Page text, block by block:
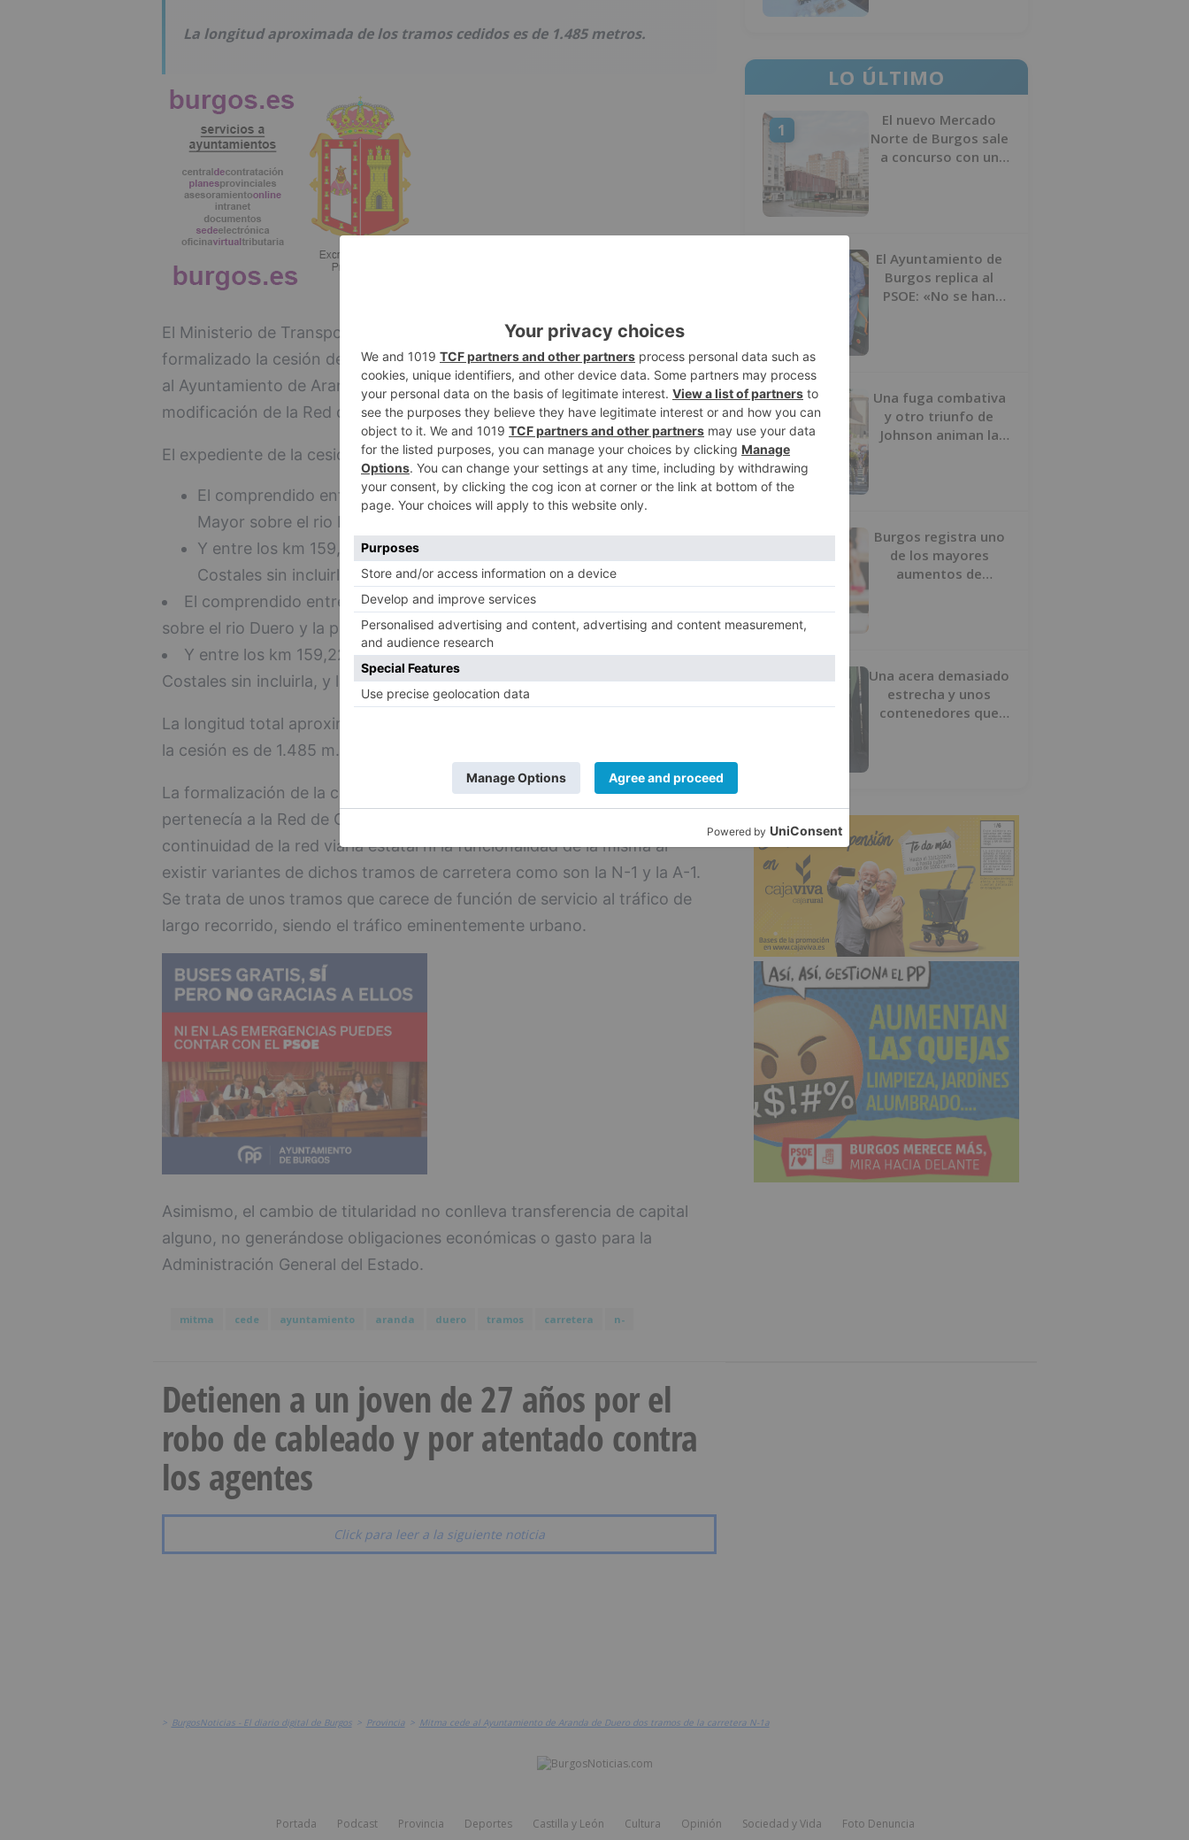
La longitud aproximada de los tramos cedidos es de 1.485 metros.
El Ministerio de Transportes, Movilidad y Agenda Urbana (Mitma) ha
formalizado la cesión de la titularidad de dos tramos de la carretera N-1a
al Ayuntamiento de Aranda de Duero, lo que supone la consiguiente
modificación de la Red de Carreteras del Estado.
El expediente de la cesión contempla dos tramos de la N-1a:
El comprendido entre los km 158,140 y 158,655 (entre el Puente
Mayor sobre el rio Duero y la plaza de la Virgencilla sin incluirla)
Y entre los km 159,220 y el 160,190 (entre la Plaza de D. Bernardo
Costales sin incluirla, y la conexión norte con la N-1).
El comprendido entre los km 158,140 y 158,655 (entre el Puente Mayor
sobre el rio Duero y la plaza de la Virgencilla sin incluirla)
Y entre los km 159,220 y el 160,190 (entre la Plaza de D. Bernardo
Costales sin incluirla, y la conexión norte con la N-1).
La longitud total aproximada de los tramos de los que se ha formalizado
la cesión es de 1.485 m.
La formalización de la cesión de estos tramos, que hasta la fecha
pertenecía a la Red de Carreteras del Estado, no menoscaba la
continuidad de la red viaria estatal ni la funcionalidad de la misma al
existir variantes de dichos tramos de carretera como son la N-1 y la A-1.
Se trata de unos tramos que carece de función de servicio al tráfico de
largo recorrido, siendo el tráfico eminentemente urbano.
Asimismo, el cambio de titularidad no conlleva transferencia de capital
alguno, no generándose obligaciones económicas o gasto para la
Administración General del Estado.
mitma cede ayuntamiento aranda duero tramos carretera n-
LO ÚLTIMO
1
El nuevo Mercado
Norte de Burgos sale
a concurso con un
El Ayuntamiento de
Burgos replica al
PSOE: «No se han
3
Una fuga combativa
y otro triunfo de
Johnson animan la
Burgos registra uno
de los mayores
aumentos de
5
Una acera demasiado
estrecha y unos
contenedores que
Detienen a un joven de 27 años por el
robo de cableado y por atentado contra
los agentes
Click para leer a la siguiente noticia
> BurgosNoticias - El diario digital de Burgos > Provincia > Mitma cede al Ayuntamiento de Aranda de Duero dos tramos de la carretera N-1a
Portada Podcast Provincia Deportes Castilla y León Cultura Opinión Sociedad y Vida Foto Denuncia